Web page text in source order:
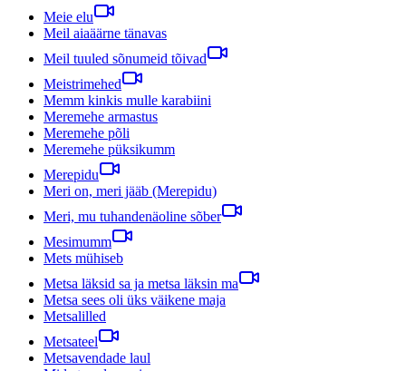
Meie elu
Meil aiaäärne tänavas
Meil tuuled sõnumeid tõivad
Meistrimehed
Memm kinkis mulle karabiini
Meremehe armastus
Meremehe põli
Meremehe püksikumm
Merepidu
Meri on, meri jääb (Merepidu)
Meri, mu tuhandenäoline sõber
Mesimumm
Mets mühiseb
Metsa läksid sa ja metsa läksin ma
Metsa sees oli üks väikene maja
Metsalilled
Metsateel
Metsavendade laul